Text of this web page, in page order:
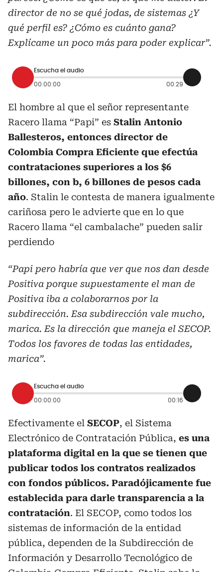
director de no se qué jodas, de sistemas ¿Y
qué perfil es? ¿Cómo es cuánto gana?
Explícame un poco más para poder explicar”.
Escucha el audio
00:00:00 00:29
El hombre al que el señor representante
Racero llama “Papi” es Stalin Antonio
Ballesteros, entonces director de
Colombia Compra Eficiente que efectúa
contrataciones superiores a los $6
billones, con b, 6 billones de pesos cada
año. Stalin le contesta de manera igualmente
cariñosa pero le advierte que en lo que
Racero llama “el cambalache” pueden salir
perdiendo
“Papi pero habría que ver que nos dan desde
Positiva porque supuestamente el man de
Positiva iba a colaborarnos por la
subdirección. Esa subdirección vale mucho,
marica. Es la dirección que maneja el SECOP.
Todos los favores de todas las entidades,
marica”.
Escucha el audio
00:00:00 00:16
Efectivamente el SECOP, el Sistema
Electrónico de Contratación Pública, es una
plataforma digital en la que se tienen que
publicar todos los contratos realizados
con fondos públicos. Paradójicamente fue
establecida para darle transparencia a la
contratación. El SECOP, como todos los
sistemas de información de la entidad
pública, dependen de la Subdirección de
Información y Desarrollo Tecnológico de